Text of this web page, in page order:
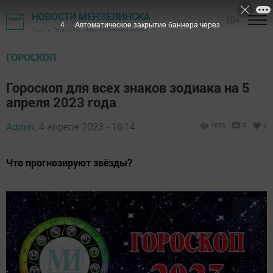
НОВОСТИ МЕНЗЕЛИНСКА
Газета "Мензеля" - Мензелинский район
ГОРОСКОП
Гороскоп для всех знаков зодиака на 5
апреля 2023 года
Admin, 4 апреля 2023 - 16:14 1033 0 0
Что прогнозируют звёзды?
3 Автоматическое закрытие баннера через